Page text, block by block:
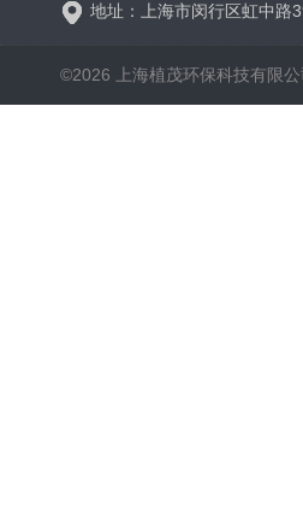
地址：上海市闵行区虹中路
©2026 上海植茂环保科技有限